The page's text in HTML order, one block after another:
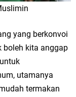
yang berkonvoi
boleh kita anggap
utamanya
termakan